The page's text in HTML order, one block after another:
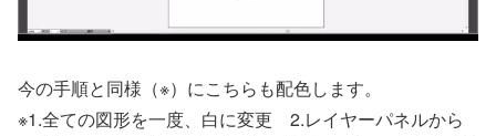
今の手順と同様（※）にこちらも配色します。
※1.全ての図形を一度、白に変更 2.レイヤーパネルから